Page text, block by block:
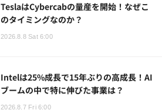
TeslaはCybercabの量産を開始！なぜこ
のタイミングなのか？
2026.8.8 Sat 6:00
Intelは25%成長で15年ぶりの高成長！AI
ブームの中で特に伸びた事業は？
2026.8.7 Fri 6:00